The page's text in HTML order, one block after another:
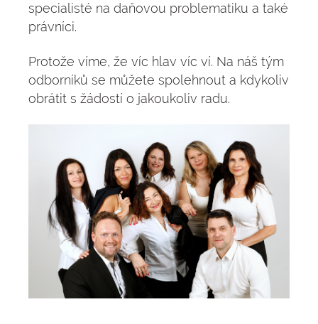
specialisté na daňovou problematiku a také
právníci.
Protože víme, že víc hlav víc ví. Na náš tým
odborníků se můžete spolehnout a kdykoliv
obrátit s žádostí o jakoukoliv radu.